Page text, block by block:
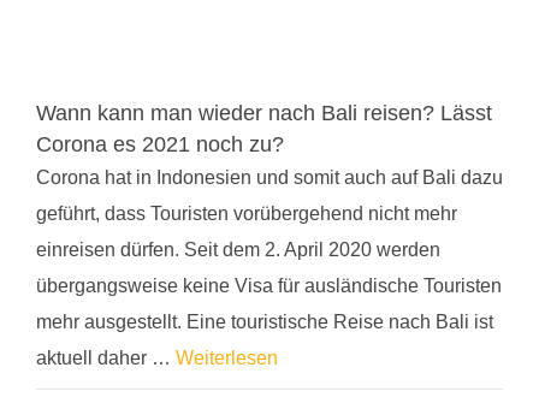
Wann kann man wieder nach Bali reisen? Lässt
Corona es 2021 noch zu?
Corona hat in Indonesien und somit auch auf Bali dazu
geführt, dass Touristen vorübergehend nicht mehr
einreisen dürfen. Seit dem 2. April 2020 werden
übergangsweise keine Visa für ausländische Touristen
mehr ausgestellt. Eine touristische Reise nach Bali ist
aktuell daher … Weiterlesen